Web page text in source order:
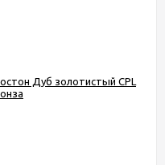
Дуб золотистый CPL